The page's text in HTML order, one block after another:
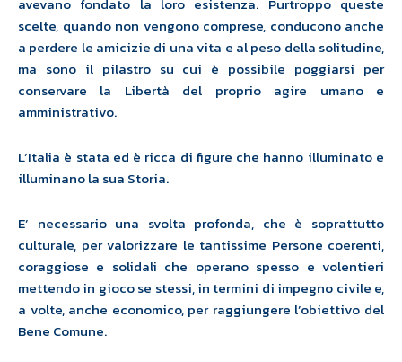
scelte, quando non vengono comprese, conducono anche
a perdere le amicizie di una vita e al peso della solitudine,
ma sono il pilastro su cui è possibile poggiarsi per
conservare la Libertà del proprio agire umano e
amministrativo.
L’Italia è stata ed è ricca di figure che hanno illuminato e
illuminanola sua Storia.
E’ necessario una svolta profonda, che è soprattutto
culturale, per valorizzare le tantissime Persone coerenti,
coraggiose e solidali che operano spesso e volentieri
mettendo in gioco se stessi, in termini di impegno civile e,
a volte, anche economico, per raggiungere l’obiettivo del
Bene Comune.